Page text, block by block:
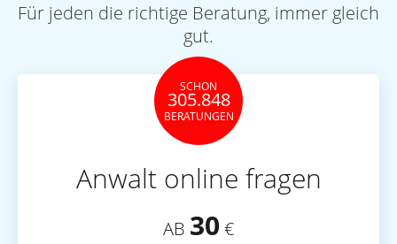
Für jeden die richtige Beratung, immer gleich
gut.
SCHON
305.848
BERATUNGEN
Anwalt online fragen
AB 30 €